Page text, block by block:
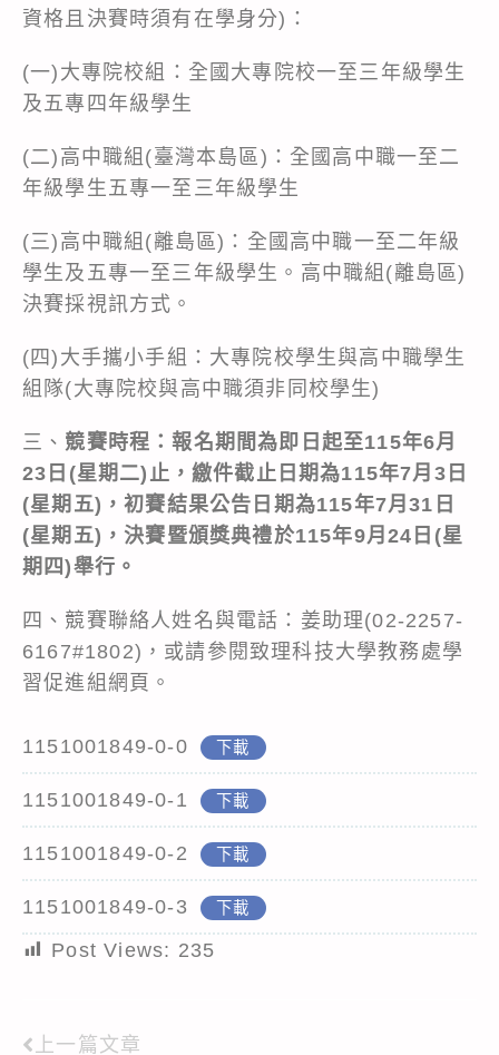
資格且決賽時須有在學身分)：
(一)大專院校組：全國大專院校一至三年級學生
及五專四年級學生
(二)高中職組(臺灣本島區)：全國高中職一至二
年級學生五專一至三年級學生
(三)高中職組(離島區)：全國高中職一至二年級
學生及五專一至三年級學生。高中職組(離島區)
決賽採視訊方式。
(四)大手攜小手組：大專院校學生與高中職學生
組隊(大專院校與高中職須非同校學生)
三、 競賽時程：報名期間為即日起至115年6月
23日(星期二)止，繳件截止日期為115年7月3日
(星期五)，初賽結果公告日期為115年7月31日
(星期五)，決賽暨頒獎典禮於115年9月24日(星
期四)舉行。
四、競賽聯絡人姓名與電話：姜助理(02-2257-
6167#1802)，或請參閱致理科技大學教務處學
習促進組網頁。
1151001849-0-0 下載
1151001849-0-1 下載
1151001849-0-2 下載
1151001849-0-3 下載
Post Views: 235
上一篇文章